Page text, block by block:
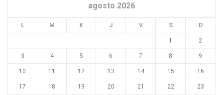
agosto 2026
L M X J V S D
1 2
3 4 5 6 7 8 9
10 11 12 13 14 15 16
17 18 19 20 21 22 23